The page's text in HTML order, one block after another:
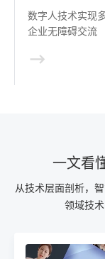
数字人技术实现
企业无障碍交流
一文看
从技术层面剖析，
领域技